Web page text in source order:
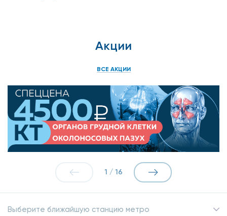
Акции
ВСЕ АКЦИИ
1 / 16
Выберите ближайшую станцию метро